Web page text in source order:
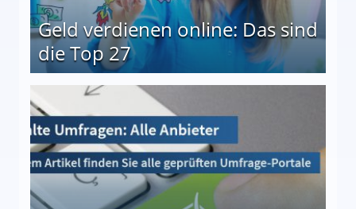
Geld verdienen online: Das sind
die Top 27